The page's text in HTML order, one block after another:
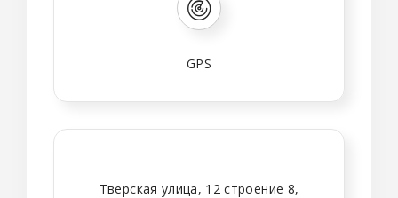
GPS
Тверская улица, 12 строение 8,